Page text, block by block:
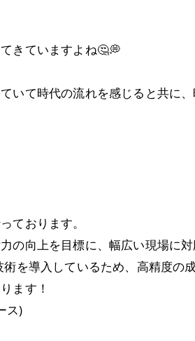
きていますよね🤔💭
て時代の流れを感じると共に、
ております。
の向上を目標に、幅広い現場に対
を導入しているため、高精度の
ます！
ス)